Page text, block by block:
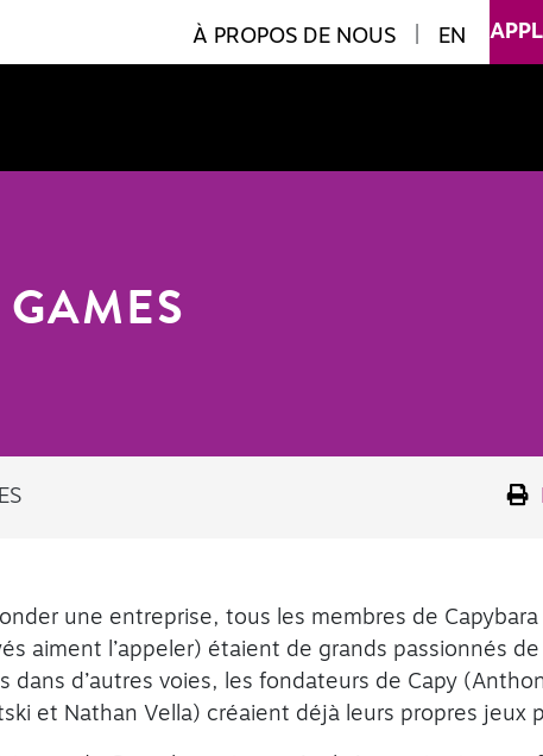
À PROPOS DE NOUS EN
une entreprise, tous les membres de
aiment l’appeler) étaient de grands passionnés
dans d’autres voies, les fondateurs de Capy
et Nathan Vella) créaient déjà leurs propres jeux